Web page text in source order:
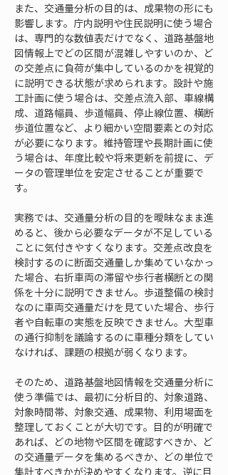
また、交通量分析の目的は、成果物の形にも
影響します。庁内説明や住民説明に使う場合
は、専門的な数値表だけでなく、道路基盤地
図情報上でどの区間が混雑しやすいのか、ど
の交差点に負荷が集中しているのかを視覚的
に説明できる状態が求められます。設計や施
工計画に使う場合は、交差点流入部、車線構
成、道路幅員、歩道幅員、停止線位置、横断
歩道位置など、より細かい空間要素との対応
が必要になります。維持管理や長期計画に使
う場合は、年度比較や将来更新を前提に、デ
ータの管理単位を安定させることが重要で
す。
実務では、交通量分析の目的を曖昧なまま進
めると、後から必要なデータが不足している
ことに気付きやすくなります。交差点改良を
検討するのに断面交通量しか集めていなかっ
た場合、右折車両の滞留や歩行者横断との関
係を十分に説明できません。歩道整備の検討
なのに車両交通量だけを見ていた場合、歩行
者や自転車の実態を反映できません。大型車
の通行抑制を議論するのに車種分類をしてい
なければ、課題の根拠が弱くなります。
そのため、道路基盤地図情報を交通量分析に
使う準備では、最初に分析目的、対象道路、
対象時間帯、対象交通、成果物、利用場面を
整理しておくことが大切です。目的が明確で
あれば、どの地物や区間を確認すべきか、ど
の交通量データを集めるべきか、どの単位で
集計すべきかが決めやすくなります。逆に目